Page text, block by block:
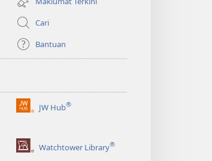
baharu)
Cari
Bantuan
JW Hub®
(membuka
Watchtower Library®